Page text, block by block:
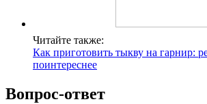
Читайте также:
Как приготовить тыкву на гарнир:
поинтереснее
Вопрос-ответ